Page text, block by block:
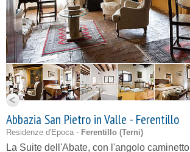
Abbazia San Pietro in Valle - Ferentillo
Residenze d'Epoca - Ferentillo (Terni)
La Suite dell'Abate, con l'angolo caminetto